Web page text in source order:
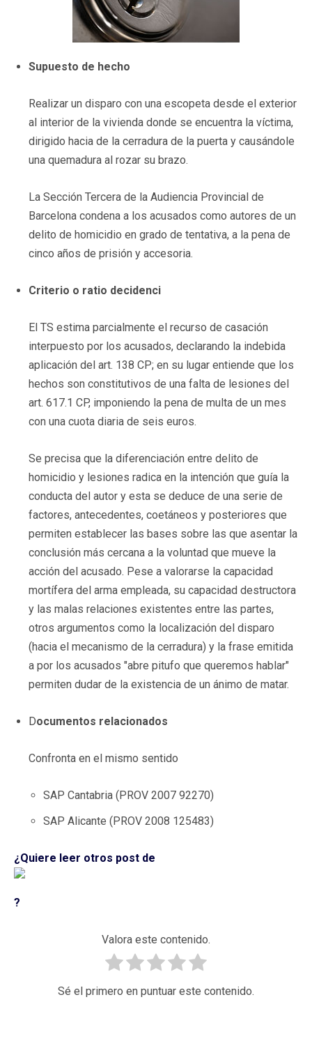
Supuesto de hecho
Realizar un disparo con una escopeta desde el exterior
al interior de la vivienda donde se encuentra la víctima,
dirigido hacia de la cerradura de la puerta y causándole
una quemadura al rozar su brazo.
La Sección Tercera de la Audiencia Provincial de
Barcelona condena a los acusados como autores de un
delito de homicidio en grado de tentativa, a la pena de
cinco años de prisión y accesoria.
Criterio o ratio decidenci
El TS estima parcialmente el recurso de casación
interpuesto por los acusados, declarando la indebida
aplicación del art. 138 CP; en su lugar entiende que los
hechos son constitutivos de una falta de lesiones del
art. 617.1 CP, imponiendo la pena de multa de un mes
con una cuota diaria de seis euros.
Se precisa que la diferenciación entre delito de
homicidio y lesiones radica en la intención que guía la
conducta del autor y esta se deduce de una serie de
factores, antecedentes, coetáneos y posteriores que
permiten establecer las bases sobre las que asentar la
conclusión más cercana a la voluntad que mueve la
acción del acusado. Pese a valorarse la capacidad
mortífera del arma empleada, su capacidad destructora
y las malas relaciones existentes entre las partes,
otros argumentos como la localización del disparo
(hacia el mecanismo de la cerradura) y la frase emitida
a por los acusados "abre pitufo que queremos hablar"
permiten dudar de la existencia de un ánimo de matar.
Documentos relacionados
Confronta en el mismo sentido
SAP Cantabria (PROV 2007 92270)
SAP Alicante (PROV 2008 125483)
¿Quiere leer otros post de
?
Valora este contenido.
Sé el primero en puntuar este contenido.